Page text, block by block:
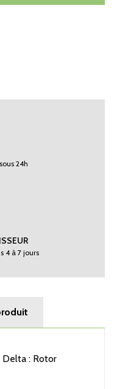
24h
4 à 7 jours
Delta : Rotor